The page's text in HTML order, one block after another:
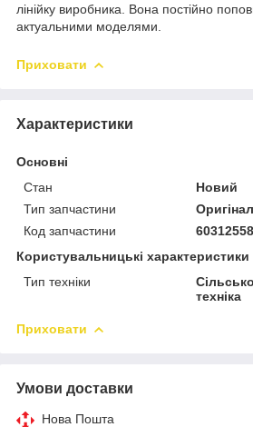
лінійку виробника. Вона постійно
актуальними моделями.
Приховати
Характеристики
Основні
Стан
Новий
Тип запчастини
Оригінал
Код запчастини
Користувальницькі характеристики
Тип техніки
техніка
Приховати
Умови доставки
Нова Пошта